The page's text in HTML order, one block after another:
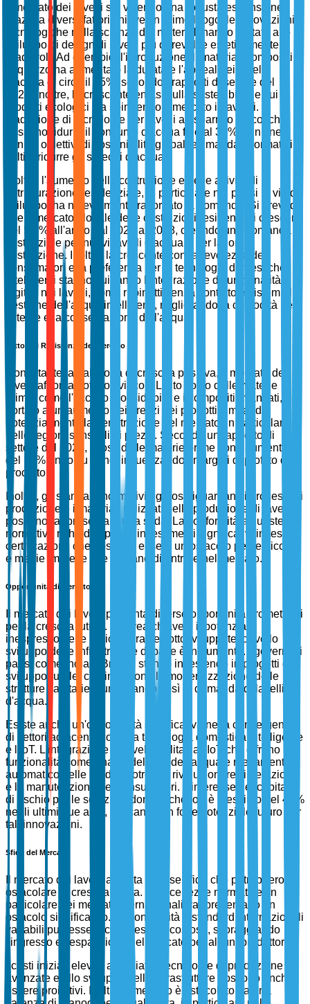
Il mercato dei lavelli sta vivendo una robusta espansione
grazie a diversi fattori chiave. In primo luogo, le innovazioni
tecnologiche nella scienza dei materiali hanno portato allo
sviluppo di design di lavelli più durevoli e esteticamente
gradevoli. Ad esempio, l'introduzione di materiali compositi e
in quarzo ha aumentato la durata e l'appeal dei lavelli
d'acqua di circa il 25%, secondo i rapporti di settore del
2023. Inoltre, la crescente enfasi sulla sostenibilità e sui
prodotti ecologici sta spingendo il mercato in avanti.
L'adozione di tecnologie per lavelli a risparmio idrico, che
possono ridurre il consumo d'acqua fino al 30%, è in linea
con gli obiettivi di sostenibilità globali e i mandati normativi
volti a ridurre gli sprechi d'acqua.
Inoltre, l'aumento della costruzione e delle attività di
ristrutturazione residenziale, in particolare nei paesi in via di
sviluppo, ha notevolmente rafforzato la domanda. Si prevede
che il mercato globale delle costruzioni residenziali crescerà
del 5,3% all'anno dal 2023 al 2028, creando una domanda
sostanziale per nuovi lavelli d'acqua e per la loro
sostituzione. Inoltre, la crescente consapevolezza dei
consumatori e la preferenza per le tecnologie domestiche
intelligenti stanno guidando l'integrazione di funzionalità
digitali nei lavelli, come rubinetti senza contatto e sistemi di
gestione dell'acqua intelligenti, migliorando la comodità per
l'utente e la conservazione dell'acqua.
Fattori di Resistenza del Mercato
Nonostante la traiettoria di crescita positiva, il mercato dei
lavelli affronta notevoli vincoli. L'alto costo delle materie
prime, come l'acciaio inossidabile e i compositi avanzati, ha
portato a un aumento dei prezzi dei prodotti, limitando
potenzialmente la penetrazione del mercato, in particolare
nelle regioni sensibili ai prezzi. Secondo un rapporto di
settore del 2023, i costi delle materie prime sono aumentati
del 15% anno su anno, influenzando i margini di profitto dei
produttori.
Inoltre, gli standard normativi rigorosi riguardanti i processi di
produzione e i materiali utilizzati nella produzione di lavelli
possono rappresentare una sfida. La conformità a queste
normative richiede spesso investimenti significativi in test e
certificazioni, che possono essere un ostacolo per le piccole
e medie imprese che cercano di entrare nel mercato.
Opportunità di Mercato
Il mercato dei lavelli presenta diverse opportunità promettenti
per la crescita futura. Un'area chiave è il potenziale
inespresso nelle regioni rurali e sottosviluppate, dove lo
sviluppo delle infrastrutture di base è in aumento. I governi di
paesi come India e Brasile stanno investendo in progetti di
sviluppo rurale, che includono la modernizzazione delle
strutture sanitarie, aumentando così la domanda di lavelli
d'acqua.
Esiste anche un'opportunità significativa nella convergenza
di settori adiacenti, come la tecnologia domestica intelligente
e l'IoT. L'integrazione di lavelli abilitati all'IoT che offrono
funzionalità come analisi dell'uso dell'acqua e rilevamento
automatico delle perdite potrebbe rivoluzionare l'interazione
e la manutenzione dei consumatori. L'interesse del capitale
di rischio per le soluzioni domestiche IoT è cresciuto del 40%
negli ultimi due anni, indicando un forte potenziale futuro per
tali innovazioni.
Sfide del Mercato
Il mercato dei lavelli affronta diverse sfide che potrebbero
ostacolare la crescita futura. Le incertezze normative, in
particolare nei mercati internazionali, rappresentano un
ostacolo significativo. La conformità a standard internazionali
variabili può essere complessa e costosa, scoraggiando
l'ingresso e l'espansione nel mercato per alcuni produttori.
I costi iniziali elevati associati a tecnologie di produzione
avanzate e allo sviluppo delle infrastrutture possono anche
essere proibitivi. Inoltre, il mercato è ostacolato da una